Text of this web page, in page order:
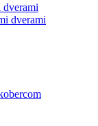
dverami
dverami